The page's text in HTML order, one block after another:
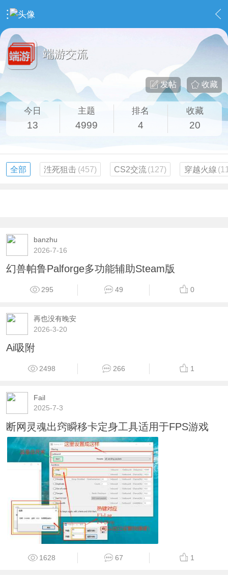
社区广场 › 端游交流
端游交流
收藏
发帖
今日
13
主题
4999
排名
4
收藏
20
全部 泩死狙击 (457) CS2交流(127) 穿越火線
banzhu
2026-7-16
幻兽帕鲁Palforge多功能辅助Steam版
295 49 0
再也没有晚安
2026-3-20
Ai吸附
2498 266 1
Fail
2025-7-3
断网灵魂出窍瞬移卡定身工具适用于FPS游戏
1628 67 1